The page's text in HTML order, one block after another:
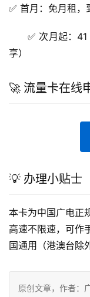
✅ 首月：免月租
✅ 次月起：
享）
🚀 流量卡在线
💡 办理小贴士
本卡为中国广电正
高速不限速，可作
国通用（港澳台除
原创文章，作者：